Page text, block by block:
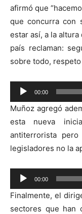
afirmó que
que concurra con
estar así, a la
país reclaman:
sobre todo, respeto
Reproductor
de
audio
00:00
Muñoz agregó
esta nueva
antiterrorista
legisladores no la
Reproductor
de
audio
00:00
Finalmente, el
sectores que han